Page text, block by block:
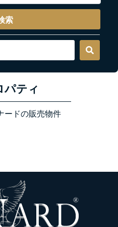
索
パティ
ードの販売物件